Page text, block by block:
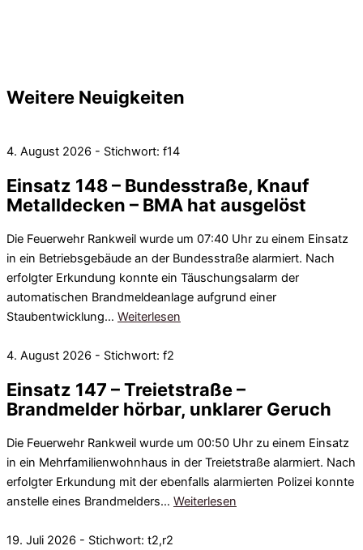
Weitere Neuigkeiten
4. August 2026 - Stichwort: f14
Einsatz 148 – Bundesstraße, Knauf
Metalldecken – BMA hat ausgelöst
Die Feuerwehr Rankweil wurde um 07:40 Uhr zu einem Einsatz
in ein Betriebsgebäude an der Bundesstraße alarmiert. Nach
erfolgter Erkundung konnte ein Täuschungsalarm der
automatischen Brandmeldeanlage aufgrund einer
Staubentwicklung… Weiterlesen
4. August 2026 - Stichwort: f2
Einsatz 147 – Treietstraße –
Brandmelder hörbar, unklarer Geruch
Die Feuerwehr Rankweil wurde um 00:50 Uhr zu einem Einsatz
in ein Mehrfamilienwohnhaus in der Treietstraße alarmiert. Nach
erfolgter Erkundung mit der ebenfalls alarmierten Polizei konnte
anstelle eines Brandmelders… Weiterlesen
19. Juli 2026 - Stichwort: t2,r2